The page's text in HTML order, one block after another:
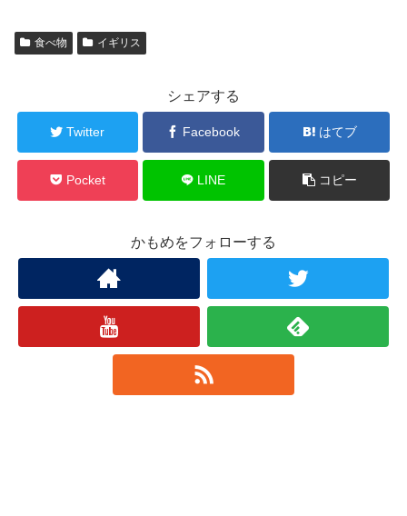
食べ物 イギリス
シェアする
Twitter Facebook はてブ
Pocket LINE コピー
かもめをフォローする